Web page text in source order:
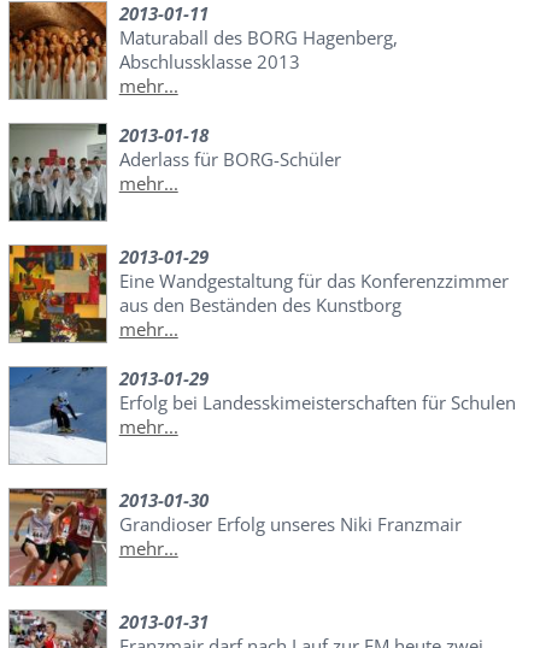
2013-01-11
Maturaball des BORG Hagenberg,
Abschlussklasse 2013
mehr...
2013-01-18
Aderlass für BORG-Schüler
mehr...
2013-01-29
Eine Wandgestaltung für das Konferenzzimmer
aus den Beständen des Kunstborg
mehr...
2013-01-29
Erfolg bei Landesskimeisterschaften für Schulen
mehr...
2013-01-30
Grandioser Erfolg unseres Niki Franzmair
mehr...
2013-01-31